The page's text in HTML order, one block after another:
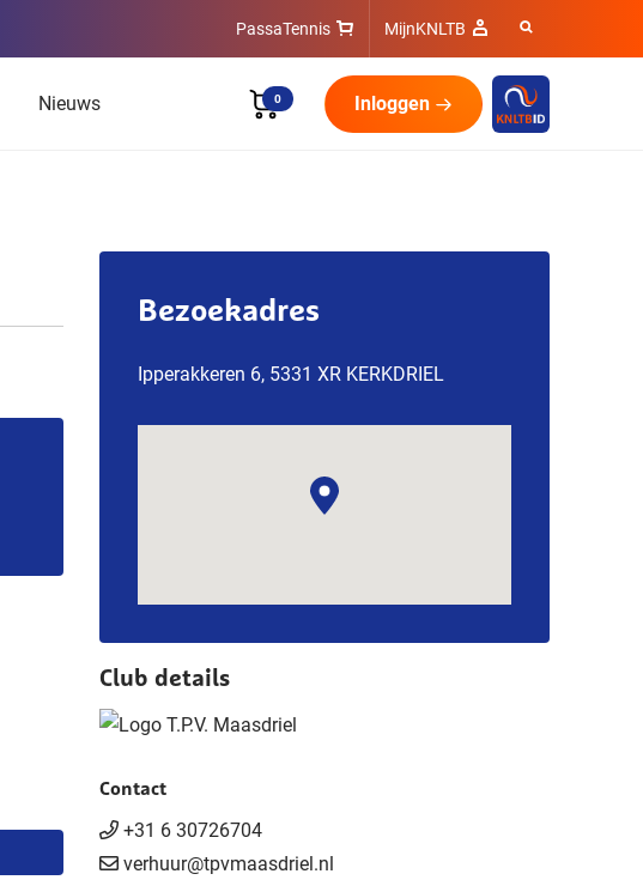
PassaTennis MijnKNLTB
Nieuws 0 Inloggen
Bezoekadres
Ipperakkeren 6, 5331 XR KERKDRIEL
Club details
Contact
+31 6 30726704
verhuur@tpvmaasdriel.nl